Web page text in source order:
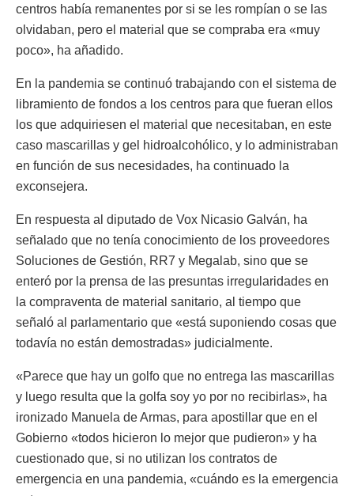
centros había remanentes por si se les rompían o se las
olvidaban, pero el material que se compraba era «muy
poco», ha añadido.
En la pandemia se continuó trabajando con el sistema de
libramiento de fondos a los centros para que fueran ellos
los que adquiriesen el material que necesitaban, en este
caso mascarillas y gel hidroalcohólico, y lo administraban
en función de sus necesidades, ha continuado la
exconsejera.
En respuesta al diputado de Vox Nicasio Galván, ha
señalado que no tenía conocimiento de los proveedores
Soluciones de Gestión, RR7 y Megalab, sino que se
enteró por la prensa de las presuntas irregularidades en
la compraventa de material sanitario, al tiempo que
señaló al parlamentario que «está suponiendo cosas que
todavía no están demostradas» judicialmente.
«Parece que hay un golfo que no entrega las mascarillas
y luego resulta que la golfa soy yo por no recibirlas», ha
ironizado Manuela de Armas, para apostillar que en el
Gobierno «todos hicieron lo mejor que pudieron» y ha
cuestionado que, si no utilizan los contratos de
emergencia en una pandemia, «cuándo es la emergencia